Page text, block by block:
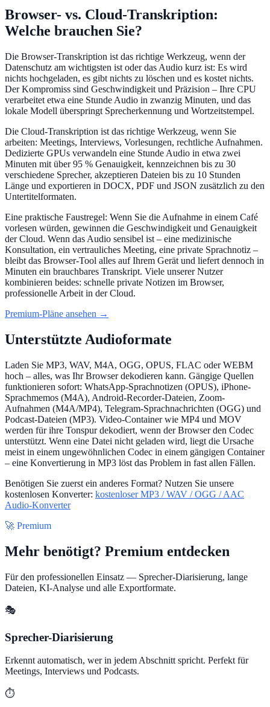
Browser- vs. Cloud-Transkription:
Welche brauchen Sie?
Die Browser-Transkription ist das richtige Werkzeug, wenn der
Datenschutz am wichtigsten ist oder das Audio kurz ist: Es wird
nichts hochgeladen, es gibt nichts zu löschen und es kostet nichts.
Der Kompromiss sind Geschwindigkeit und Präzision – Ihre CPU
verarbeitet etwa eine Stunde Audio in zwanzig Minuten, und das
lokale Modell überspringt Sprecherkennung und Wortzeitstempel.
Die Cloud-Transkription ist das richtige Werkzeug, wenn Sie
arbeiten: Meetings, Interviews, Vorlesungen, rechtliche Aufnahmen.
Dedizierte GPUs verwandeln eine Stunde Audio in etwa zwei
Minuten mit über 95 % Genauigkeit, kennzeichnen bis zu 30
verschiedene Sprecher, akzeptieren Dateien bis zu 10 Stunden
Länge und exportieren in DOCX, PDF und JSON zusätzlich zu den
Untertitelformaten.
Eine praktische Faustregel: Wenn Sie die Aufnahme in einem Café
vorlesen würden, gewinnen die Geschwindigkeit und Genauigkeit
der Cloud. Wenn das Audio sensibel ist – eine medizinische
Konsultation, ein vertrauliches Meeting, eine private Sprachnotiz –
bleibt das Browser-Tool alles auf Ihrem Gerät und liefert dennoch in
Minuten ein brauchbares Transkript. Viele unserer Nutzer
kombinieren beides: schnelle private Notizen im Browser,
professionelle Arbeit in der Cloud.
Premium-Pläne ansehen →
Unterstützte Audioformate
Laden Sie MP3, WAV, M4A, OGG, OPUS, FLAC oder WEBM
hoch – alles, was Ihr Browser dekodieren kann. Gängige Quellen
funktionieren sofort: WhatsApp-Sprachnotizen (OPUS), iPhone-
Sprachmemos (M4A), Android-Recorder-Dateien, Zoom-
Aufnahmen (M4A/MP4), Telegram-Sprachnachrichten (OGG) und
Podcast-Dateien (MP3). Video-Container wie MP4 und MOV
werden für ihre Tonspur dekodiert, wenn der Browser den Codec
unterstützt. Wenn eine Datei nicht geladen wird, liegt die Ursache
meist in einem ungewöhnlichen Codec in einem gängigen Container
– eine Konvertierung in MP3 löst das Problem in fast allen Fällen.
Benötigen Sie zuerst ein anderes Format? Nutzen Sie unsere
kostenlosen Konverter: kostenloser MP3 / WAV / OGG / AAC
Audio-Konverter
🚀 Premium
Mehr benötigt? Premium entdecken
Für den professionellen Einsatz — Sprecher-Diarisierung, lange
Dateien, KI-Analyse und alle Exportformate.
🎭
Sprecher-Diarisierung
Erkennt automatisch, wer in jedem Abschnitt spricht. Perfekt für
Meetings, Interviews und Podcasts.
⏱️